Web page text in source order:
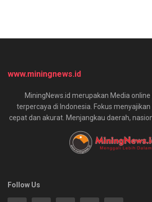
www.miningnews.id
MiningNews.id merupakan Media
terpercaya di Indonesia. Fokus
cepat dan akurat. Menjangkau daerah,
Follow Us